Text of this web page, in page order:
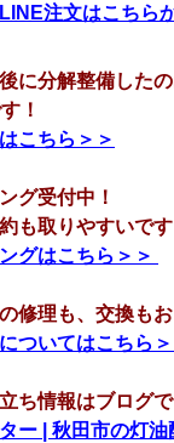
注文はこちら
に分解整備した
！
こちら＞＞
グ受付中！
も取りやすいです
グはこちら＞＞
修理も、交換もお
ついてはこちら＞
ち情報はブログで
ー | 秋田市の灯